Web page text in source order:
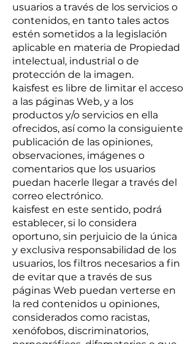
usuarios a través de los servicios o
contenidos, en tanto tales actos
estén sometidos a la legislación
aplicable en materia de Propiedad
intelectual, industrial o de
protección de la imagen.
kaisfest es libre de limitar el acceso
a las páginas Web, y a los
productos y/o servicios en ella
ofrecidos, así como la consiguiente
publicación de las opiniones,
observaciones, imágenes o
comentarios que los usuarios
puedan hacerle llegar a través del
correo electrónico.
kaisfest en este sentido, podrá
establecer, si lo considera
oportuno, sin perjuicio de la única
y exclusiva responsabilidad de los
usuarios, los filtros necesarios a fin
de evitar que a través de sus
páginas Web puedan verterse en
la red contenidos u opiniones,
considerados como racistas,
xenófobos, discriminatorios,